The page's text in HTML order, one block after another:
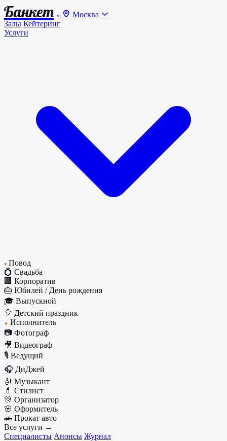
Банкет .ru
Москва
Залы Кейтеринг
Услуги
♥ Повод
💍 Свадьба
🏢 Корпоратив
🎂 Юбилей / День рождения
🎓 Выпускной
🎈 Детский праздник
★ Исполнитель
📷 Фотограф
🎥 Видеограф
🎙️ Ведущий
🎧 ДиДжей
🎻 Музыкант
💄 Стилист
🎊 Организатор
🌸 Оформитель
🚗 Прокат авто
Все услуги →
Специалисты Анонсы Журнал